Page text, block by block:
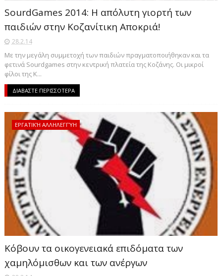
SourdGames 2014: Η απόλυτη γιορτή των
παιδιών στην Κοζανίτικη Αποκριά!
28.2.14
Με την μεγάλη συμμετοχή των παιδιών πραγματοποιήθηκαν και τα
φετινά Sourdgames στην κεντρική πλατεία της Κοζάνης. Οι μικροί
φίλοι της Κ...
ΔΙΑΒΑΣΤΕ ΠΕΡΙΣΣΟΤΕΡΑ
ΕΡΓΑΤΙΚΉ ΑΛΛΗΛΕΓΓΎΗ
Κόβουν τα οικογενειακά επιδόματα των
χαμηλόμισθων και των ανέργων